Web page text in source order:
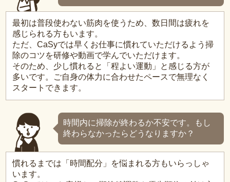
最初は普段使わない筋肉を使うため、数日間は疲れを
感じられる方もいます。
ただ、CaSyでは早くお仕事に慣れていただけるよう掃
除のコツを研修や動画で学んでいただけます。
そのため、少し慣れると「程よい運動」と感じる方が
多いです。ご自身の体力に合わせたペースで無理なく
スタートできます。
時間内に掃除が終わるか不安です。もし
終わらなかったらどうなりますか？
慣れるまでは「時間配分」を悩まれる方もいらっしゃ
います。